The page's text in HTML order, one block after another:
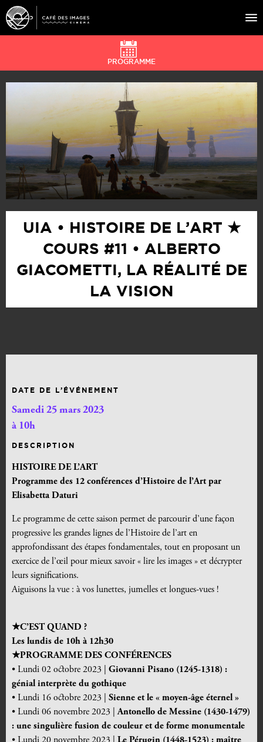
À L’AFFICHE
ÉVÉNEMENTS
CAFÉ DU CINÉ
PRATIQUE
ÉDUCATION AUX IMAGES
PROGRAMME
UIA • HISTOIRE DE L’ART ★
COURS #11 • ALBERTO
GIACOMETTI, LA RÉALITÉ DE
LA VISION
DATE DE L’ÉVÉNEMENT
Samedi 25 mars 2023
à 10h
DESCRIPTION
HISTOIRE DE L’ART
Programme des 12 conférences d’Histoire de l’Art par
Elisabetta Daturi
Le programme de cette saison permet de parcourir d’une façon
progressive les grandes lignes de l’Histoire de l’art en
approfondissant des étapes fondamentales, tout en proposant un
exercice de l’œil pour mieux savoir « lire les images » et décrypter
leurs significations.
Aiguisons la vue : à vos lunettes, jumelles et longues-vues !
★C’EST QUAND ?
Les lundis de 10h à 12h30
★PROGRAMME DES CONFÉRENCES
• Lundi 02 octobre 2023 | Giovanni Pisano (1245-1318) :
génial interprète du gothique
• Lundi 16 octobre 2023 | Sienne et le « moyen-âge éternel »
• Lundi 06 novembre 2023 |Antonello de Messine (1430-1479)
: une singulière fusion de couleur et de forme monumentale